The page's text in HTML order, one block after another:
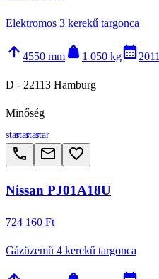
Elektromos 3 kerekű targonca
arrow_upward 4550 mm weight 1 050 kgcalendar_month2011
D - 22113 Hamburg
Minőség
starstarstarstar
call email favorite_border
Nissan PJ01A18U
724 160 Ft
Gázüzemű 4 kerekű targonca